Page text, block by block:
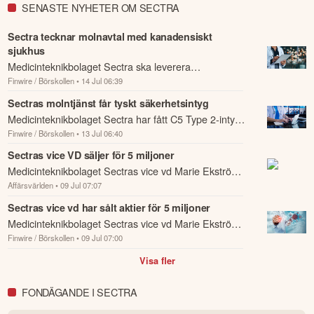
andra förbättringsförslag i materialet är du välkommen att
Öppna rapport (PDF)
SENASTE NYHETER OM SECTRA
Sectra tecknar molnavtal med kanadensiskt
sjukhus
Medicinteknikbolaget Sectra ska leverera
molntjänsten Sectra One Cloud till Hennick Humber
Hospital i Kanada.
Finwire / Börskollen • 14 Jul 06:39
Sectras molntjänst får tyskt säkerhetsintyg
Medicinteknikbolaget Sectra har fått C5 Type 2-intyg
för molntjänsten Sectra One Cloud, vilket bekräftar
att säkerhetskontrollerna har funge...
Finwire / Börskollen • 13 Jul 06:40
Sectras vice VD säljer för 5 miljoner
Medicinteknikbolaget Sectras vice vd Marie Ekström
Trägårdh har den 6-7 juli sålt 17 000 aktier i bolaget.
Affärsvärlden • 09 Jul 07:07
Sectras vice vd har sålt aktier för 5 miljoner
Medicinteknikbolaget Sectras vice vd Marie Ekström
Trägårdh har den 6-7 juli sålt 17 000 aktier i bolaget.
Finwire / Börskollen • 09 Jul 07:00
Visa fler
FONDÄGANDE I SECTRA